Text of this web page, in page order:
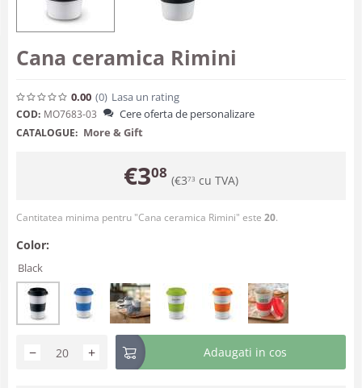
Cana ceramica Rimini
0.00 (0) Lasa un rating
COD: MO7683-03 Cere oferta de personalizare
CATALOGUE: More & Gift
€308 (€373 cu TVA)
Cantitatea minima pentru "Cana ceramica Rimini" este 20.
Color:
Black
+
− Adaugati in cos